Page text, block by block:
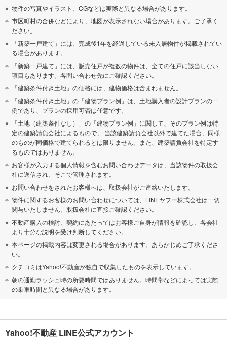
物件の写真やイラスト、CGなどは実際と異なる場合があります。
市区町村の合併などにより、地図が表示されない場合があります。ご了承く
ださい。
「新築一戸建て」には、完成後1年を経過している未入居物件が掲載されてい
る場合があります。
「新築一戸建て」には、販売住戸が複数の物件は、全ての住戸に該当しない
項目もあります。各問い合わせ先にご確認ください。
「建築条件付き土地」の価格には、建物価格は含まれません。
「建築条件付き土地」の「建物プラン例」は、土地購入者の設計プランの一
例であり、プランの採用可否は任意です。
「土地（建築条件なし）」の「建物プラン例」に関して、そのプラン例は特
定の建築請負会社によるもので、 当該建築請負会社以外で建てた場合、同様
のものが同価格で建てられるとは限りません。また、建築請負会社を特定す
るものではありません。
お客様が入力する個人情報を含むお問い合わせデータは、当該物件の取扱会
社に送信され、そこで管理されます。
お問い合わせをされたお客様へは、取扱会社がご連絡いたします。
物件に関するお客様のお問い合わせについては、LINEヤフー株式会社は一切
関与いたしません。取扱会社に直接ご確認ください。
不動産購入の検討、契約にあたってはお客様ご自身が情報を確認し、各会社
より十分な説明を受け判断してください。
本ページの掲載内容は変更される場合があります。あらかじめご了承くださ
い。
クチコミはYahoo!不動産が独自で収集したものを表示しています。
朝の通勤ラッシュ時の所要時間ではありません。時間帯などによっては実際
の乗車時間と異なる場合があります。
Yahoo!不動産 LINE公式アカウント